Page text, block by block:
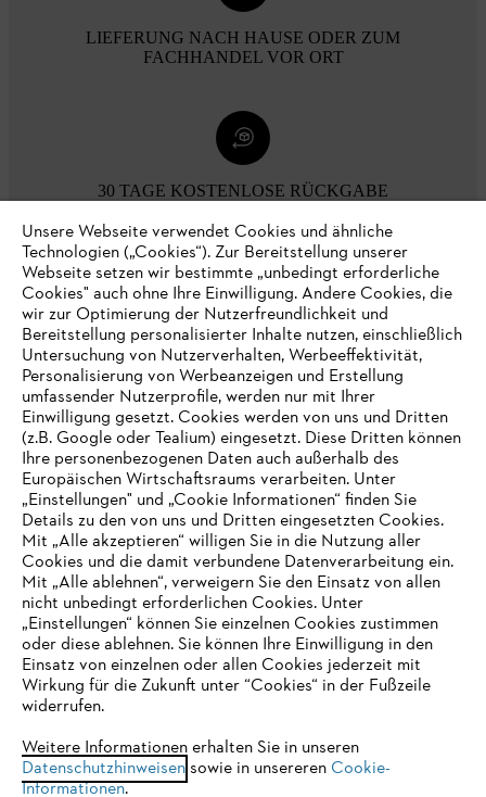
LIEFERUNG NACH HAUSE ODER ZUM
FACHHANDEL VOR ORT
30 TAGE KOSTENLOSE RÜCKGABE
Zahlungsmöglichkeiten
Unternehmen
Online Shop
Service
IHR BROWSER WIRD NICHT
UNTERSTÜTZT
eine optimale Nutzung unserer Seite empfehlen wir Ihnen, zu
einem der folgenden Browser zu wechseln:
Unsere Webseite verwendet Cookies und ähnliche
Technologien („Cookies“). Zur Bereitstellung unserer
Webseite setzen wir bestimmte „unbedingt erforderliche
Cookies" auch ohne Ihre Einwilligung. Andere Cookies, die
wir zur Optimierung der Nutzerfreundlichkeit und
Bereitstellung personalisierter Inhalte nutzen, einschließlich
Untersuchung von Nutzerverhalten, Werbeeffektivität,
Personalisierung von Werbeanzeigen und Erstellung
umfassender Nutzerprofile, werden nur mit Ihrer
Einwilligung gesetzt. Cookies werden von uns und Dritten
(z.B. Google oder Tealium) eingesetzt. Diese Dritten können
Ihre personenbezogenen Daten auch außerhalb des
Europäischen Wirtschaftsraums verarbeiten. Unter
„Einstellungen" und „Cookie Informationen“ finden Sie
Details zu den von uns und Dritten eingesetzten Cookies.
Mit „Alle akzeptieren“ willigen Sie in die Nutzung aller
Cookies und die damit verbundene Datenverarbeitung ein.
Mit „Alle ablehnen“, verweigern Sie den Einsatz von allen
nicht unbedingt erforderlichen Cookies. Unter
„Einstellungen“ können Sie einzelnen Cookies zustimmen
oder diese ablehnen. Sie können Ihre Einwilligung in den
Einsatz von einzelnen oder allen Cookies jederzeit mit
Wirkung für die Zukunft unter “Cookies“ in der Fußzeile
widerrufen.
Weitere Informationen erhalten Sie in unseren
Datenschutzhinweisensowie in unsereren Cookie-
Informationen.